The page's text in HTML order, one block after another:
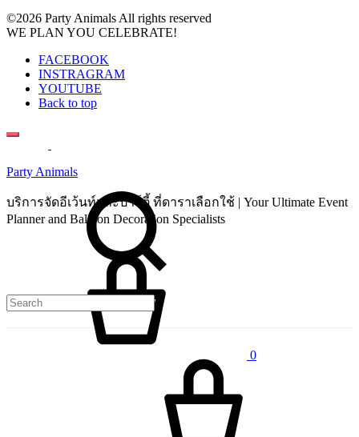
©2026 Party Animals All rights reserved
WE PLAN YOU CELEBRATE!
FACEBOOK
INSTRAGRAM
YOUTUBE
Back to top
Party Animals
บริการจัดอีเว้นท์และปาร์ตี้ ที่ดาราเลือกใช้ | Your Ultimate Event
Planner and Balloon Decoration Specialists
0
Search